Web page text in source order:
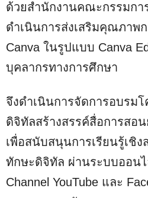
ด้วยสำนักงานคณะกรรมก
ดำเนินการส่งเสริมคุณภาพ
Canva ในรูปแบบ Canva
บุคลากรทางการศึกษา
จึงดำเนินการจัดการอบรมโ
ดิจิทัลสร้างสรรค์สื่อการสอ
เพื่อสนับสนุนการเรียนรู้เชิ
ทักษะดิจิทัล ผ่านระบบออน
Channel YouTube และ